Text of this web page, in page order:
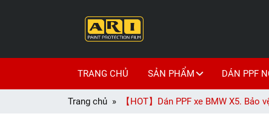
TRANG CHỦ SẢN PHẨM DÁN PPF
Trang chủ 【HOT】Dán PPF xe BMW X5.